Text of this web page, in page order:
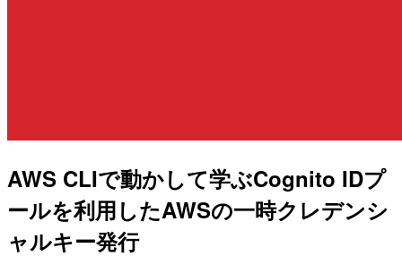
AWS CLIで動かして学ぶCognito IDプ
ールを利用したAWSの一時クレデンシ
ャルキー発行